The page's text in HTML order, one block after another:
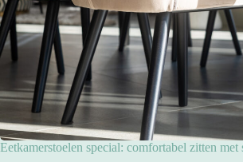
Eetkamerstoelen special: comfortabel zitten met